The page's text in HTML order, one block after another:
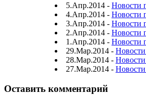
5.Апр.2014 - Новости
4.Апр.2014 - Новости
3.Апр.2014 - Новости
2.Апр.2014 - Новости
1.Апр.2014 - Новости
29.Мар.2014 - Новости
28.Мар.2014 - Новости
27.Мар.2014 - Новости
Оставить комментарий